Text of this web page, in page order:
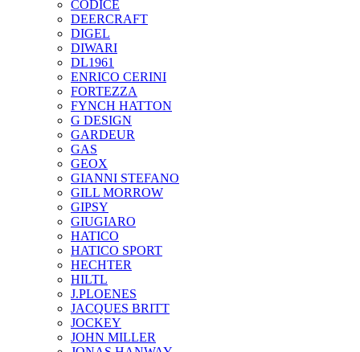
CODICE
DEERCRAFT
DIGEL
DIWARI
DL1961
ENRICO CERINI
FORTEZZA
FYNCH HATTON
G DESIGN
GARDEUR
GAS
GEOX
GIANNI STEFANO
GILL MORROW
GIPSY
GIUGIARO
HATICO
HATICO SPORT
HECHTER
HILTL
J.PLOENES
JAСQUES BRITT
JOCKEY
JOHN MILLER